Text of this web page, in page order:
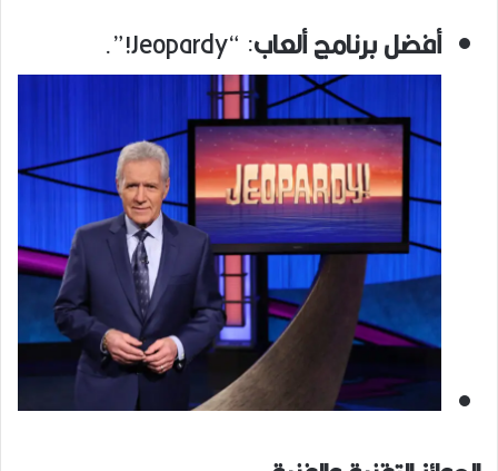
أفضل برنامج ألعاب: “Jeopardy!”.